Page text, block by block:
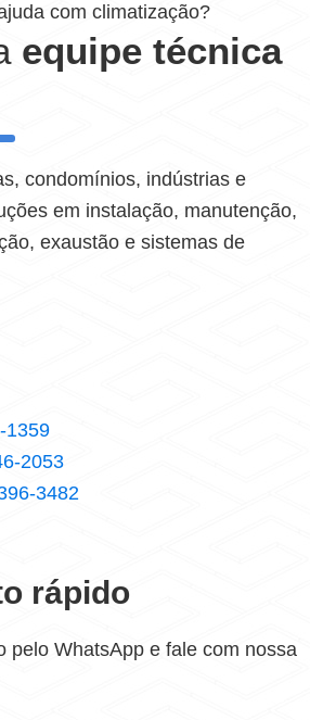
com climatização?
equipe técnica
condomínios, indústrias e
em instalação, manutenção,
exaustão e sistemas de
1359
2053
3482
rápido
pelo WhatsApp e fale com nossa